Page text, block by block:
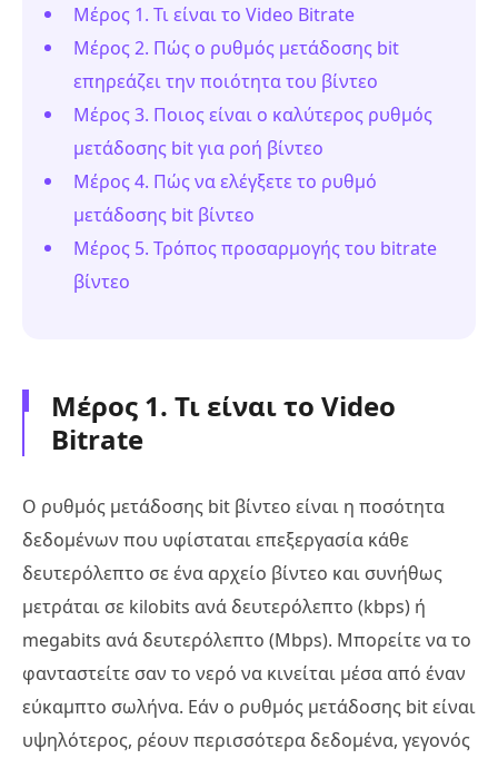
Μέρος 1. Τι είναι το Video Bitrate
Μέρος 2. Πώς ο ρυθμός μετάδοσης bit
επηρεάζει την ποιότητα του βίντεο
Μέρος 3. Ποιος είναι ο καλύτερος ρυθμός
μετάδοσης bit για ροή βίντεο
Μέρος 4. Πώς να ελέγξετε το ρυθμό
μετάδοσης bit βίντεο
Μέρος 5. Τρόπος προσαρμογής του bitrate
βίντεο
Μέρος 1. Τι είναι το Video
Bitrate
Ο ρυθμός μετάδοσης bit βίντεο είναι η ποσότητα
δεδομένων που υφίσταται επεξεργασία κάθε
δευτερόλεπτο σε ένα αρχείο βίντεο και συνήθως
μετράται σε kilobits ανά δευτερόλεπτο (kbps) ή
megabits ανά δευτερόλεπτο (Mbps). Μπορείτε να το
φανταστείτε σαν το νερό να κινείται μέσα από έναν
εύκαμπτο σωλήνα. Εάν ο ρυθμός μετάδοσης bit είναι
υψηλότερος, ρέουν περισσότερα δεδομένα, γεγονός